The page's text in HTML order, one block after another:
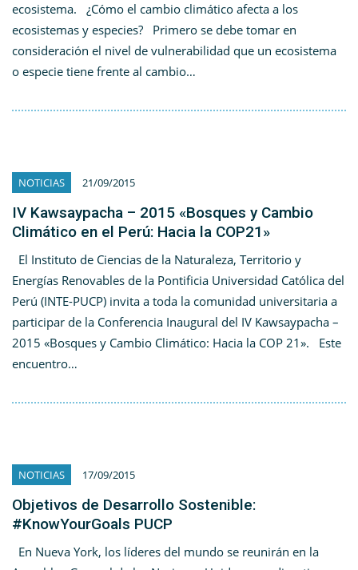
ecosistema. ¿Cómo el cambio climático afecta a los
ecosistemas y especies? Primero se debe tomar en
consideración el nivel de vulnerabilidad que un ecosistema
o especie tiene frente al cambio…
NOTICIAS 21/09/2015
IV Kawsaypacha – 2015 «Bosques y Cambio
Climático en el Perú: Hacia la COP21»
El Instituto de Ciencias de la Naturaleza, Territorio y
Energías Renovables de la Pontificia Universidad Católica del
Perú (INTE-PUCP) invita a toda la comunidad universitaria a
participar de la Conferencia Inaugural del IV Kawsaypacha –
2015 «Bosques y Cambio Climático: Hacia la COP 21». Este
encuentro…
NOTICIAS 17/09/2015
Objetivos de Desarrollo Sostenible:
#KnowYourGoals PUCP
En Nueva York, los líderes del mundo se reunirán en la